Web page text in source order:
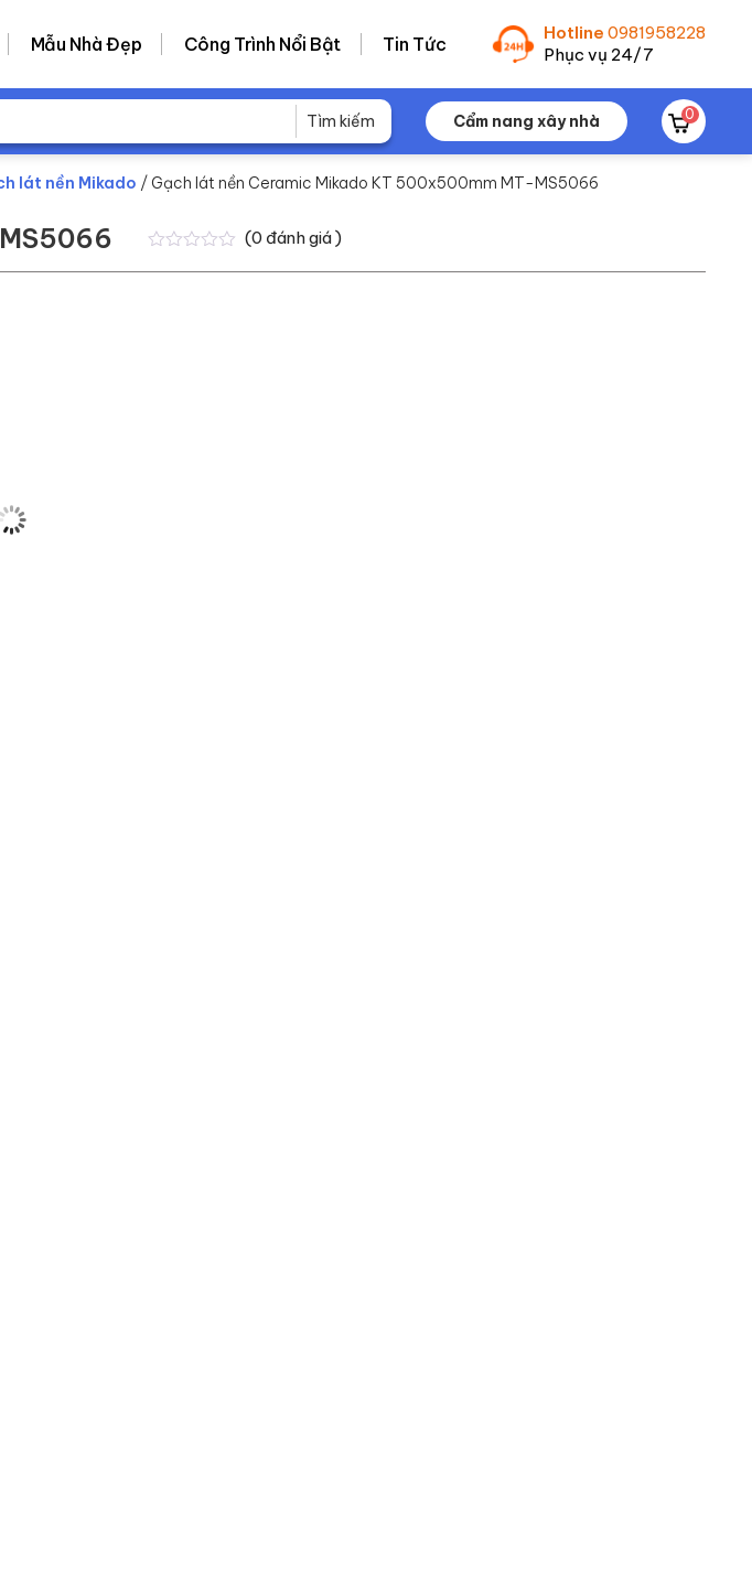
Mẫu Nhà Đẹp Công Trình Nổi Bật Tin Tức
Hotline 0981958228
Phục vụ 24/7
Cẩm nang xây nhà 0
lát nền Mikado / Gạch lát nền Ceramic Mikado KT 500x500mm MT-MS5066
(0 đánh giá )